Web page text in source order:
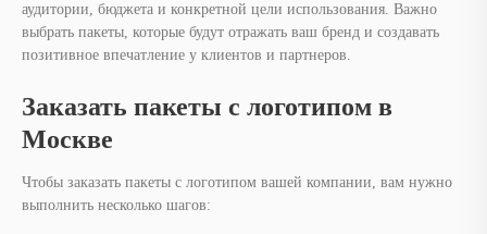
аудитории, бюджета и конкретной цели использования. Важно
выбрать пакеты, которые будут отражать ваш бренд и создавать
позитивное впечатление у клиентов и партнеров.
Заказать пакеты с логотипом в
Москве
Чтобы заказать пакеты с логотипом вашей компании, вам нужно
выполнить несколько шагов: